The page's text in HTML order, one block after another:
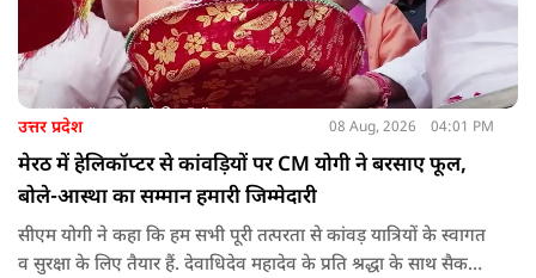
उत्तर प्रदेश 08 Aug, 2026 04:01 PM
मेरठ में हेलिकॉप्टर से कांवड़ियों पर CM योगी ने बरसाए फूल,
बोले-आस्था का सम्मान हमारी जिम्मेदारी
सीएम योगी ने कहा कि हम सभी पूरी तत्परता से कांवड़ यात्रियों के स्वागत
व सुरक्षा के लिए तैयार हैं. देवाधिदेव महादेव के प्रति श्रद्धा के साथ सैकड़ों